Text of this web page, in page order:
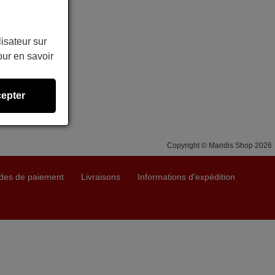
Copyright © Mandis Shop 2026
de paiement Livraisons
Informations d'expédition
sur
en savoir